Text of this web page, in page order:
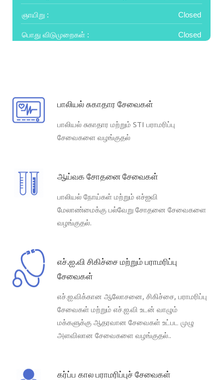
ஞாயிறு : Closed
பொது விடுமுறைகள் : Closed
பாலியல் சுகாதார சேவைகள்
பாலியல் சுகாதார மற்றும் STI பராமரிப்பு
சேவைகளை வழங்குதல்
ஆய்வக சோதனை சேவைகள்
பாலியல் நோய்கள் மற்றும் எச்ஐவி
மேலாண்மைக்கு பல்வேறு சோதனை சேவைகளை
வழங்குதல்.
எச்.ஐ.வி சிகிச்சை மற்றும் பராமரிப்பு
சேவைகள்
எச்.ஐ.விக்கான ஆலோசனை, சிகிச்சை, பராமரிப்பு
சேவைகள் மற்றும் எச்.ஐ.வி உடன் வாழும்
மக்களுக்கு ஆதரவான சேவைகள் உட்பட முழு
அளவிலான சேவைகளை வழங்குதல்..
கர்ப்ப கால பராமரிப்புச் சேவைகள்